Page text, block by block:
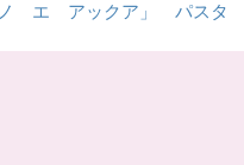
ノ エ アックア」 パスタ